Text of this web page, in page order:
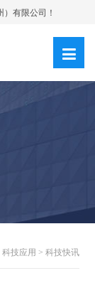
有限公司！
|注册
科技应用 > 科技快讯